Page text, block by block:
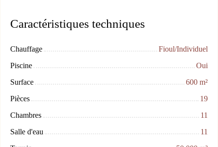
Caractéristiques techniques
Chauffage
Fioul/Individuel
Piscine
Oui
Surface
600 m²
Pièces
19
Chambres
11
Salle d'eau
11